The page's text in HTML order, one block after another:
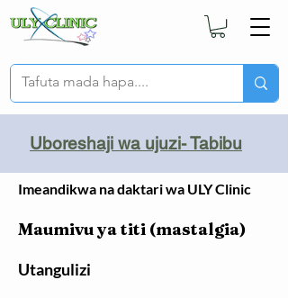
Uboreshaji wa ujuzi- Tabibu
Imeandikwa na daktari wa ULY Clinic
Maumivu ya titi (mastalgia)
Utangulizi